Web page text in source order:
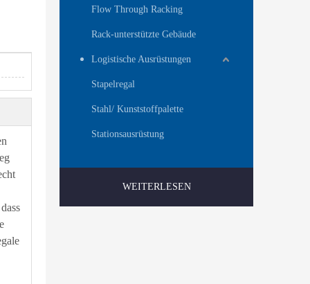
Flow Through Racking
Rack-unterstützte Gebäude
Logistische Ausrüstungen
Stapelregal
Stahl/ Kunststoffpalette
Stationsausrüstung
WEITERLESEN